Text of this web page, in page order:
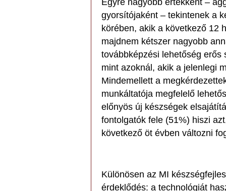
Egyre nagyobb értékként –
gyorsítójaként – tekintenek a
körében, akik a következő 12
majdnem kétszer nagyobb
továbbképzési lehetőség erős
mint azoknál, akik a jelenlegi
Mindemellett a
munkáltatója megfelelő
előnyös új készségek
fontolgatók fele (51%) hiszi
következő öt évben változni
Különösen az MI
érdeklődés: a technológiát